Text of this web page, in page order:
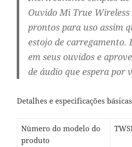
Ouvido Mi True Wireless
prontos para uso assim
estojo de carregamento.
em seus ouvidos e
de áudio que espera por
Detalhes e especificações
N´umero do modelo do
produto